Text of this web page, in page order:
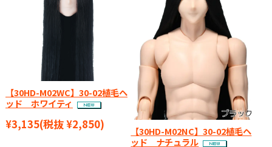
【30HD-M02WC】30-02植毛ヘ
ッド ホワイティ
¥3,135(税抜 ¥2,850)
【30HD-M02NC】30-02植毛ヘ
ッド ナチュラル